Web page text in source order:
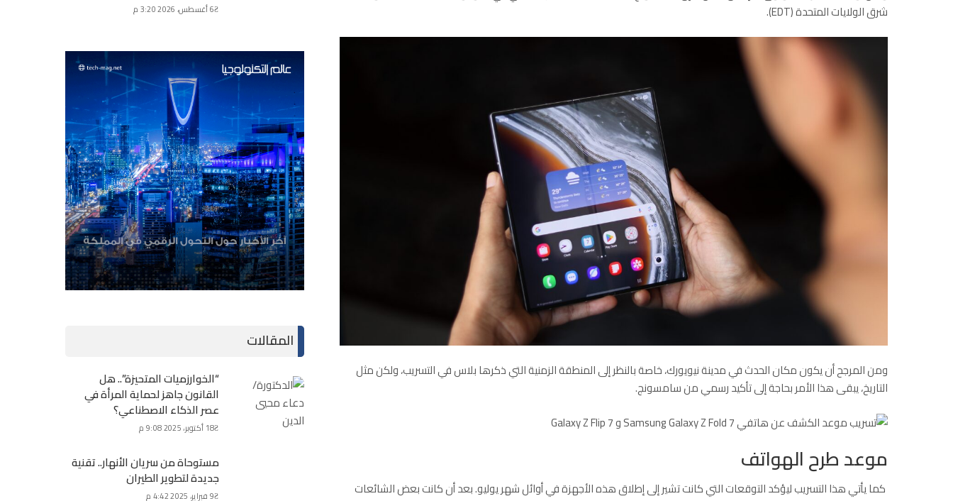
شرق الولايات المتحدة (EDT).
ومن المرجح أن يكون مكان الحدث في مدينة نيويورك، خاصة بالنظر إلى المنطقة الزمنية التي ذكرها بلاس في التسريب، ولكن مثل
التاريخ، يبقى هذا الأمر بحاجة إلى تأكيد رسمي من سامسونج.
موعد طرح الهواتف
كما يأتي هذا التسريب ليؤكد التوقعات التي كانت تشير إلى إطلاق هذه الأجهزة في أوائل شهر يوليو. بعد أن كانت بعض الشائعات
6 أغسطس، 2026 3:20 م
المقالات
“الخوارزميات المتحيزة”.. هل
القانون جاهز لحماية المرأة في
عصر الذكاء الاصطناعي؟
18 أكتوبر، 2025 9:08 م
مستوحاة من سريان الأنهار.. تقنية
جديدة لتطوير الطيران
9 فبراير، 2025 4:42 م